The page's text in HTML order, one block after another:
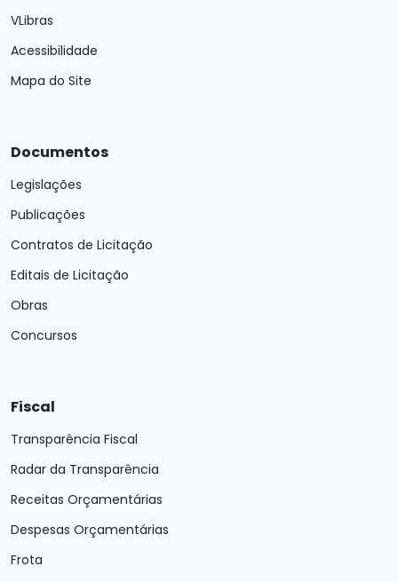
VLibras
Acessibilidade
Mapa do Site
Documentos
Legislações
Publicações
Contratos de Licitação
Editais de Licitação
Obras
Concursos
Fiscal
Transparência Fiscal
Radar da Transparência
Receitas Orçamentárias
Despesas Orçamentárias
Frota